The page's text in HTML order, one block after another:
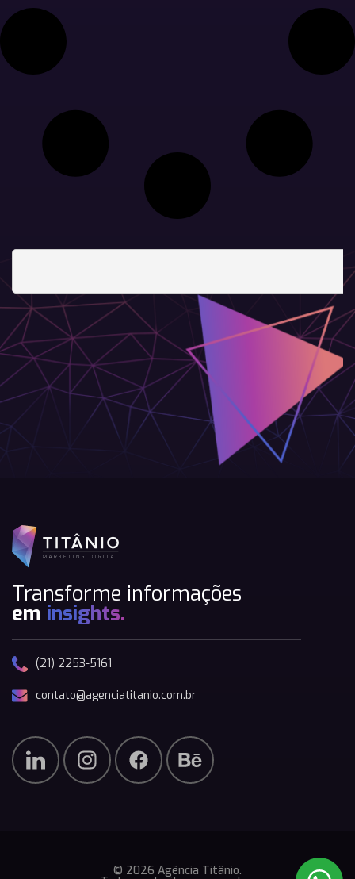
Transforme informações
em insights.
(21) 2253-5161
contato@agenciatitanio.com.br
© 2026 Agência Titânio.